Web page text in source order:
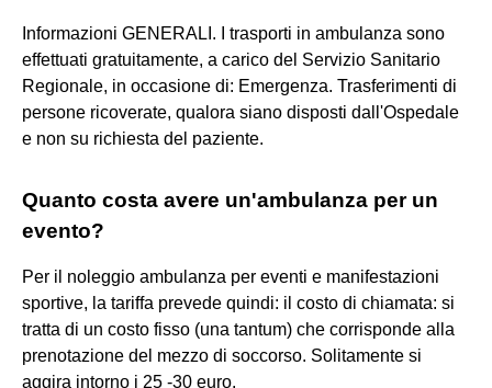
Informazioni GENERALI. I trasporti in ambulanza sono
effettuati gratuitamente, a carico del Servizio Sanitario
Regionale, in occasione di: Emergenza. Trasferimenti di
persone ricoverate, qualora siano disposti dall'Ospedale
e non su richiesta del paziente.
Quanto costa avere un'ambulanza per un
evento?
Per il noleggio ambulanza per eventi e manifestazioni
sportive, la tariffa prevede quindi: il costo di chiamata: si
tratta di un costo fisso (una tantum) che corrisponde alla
prenotazione del mezzo di soccorso. Solitamente si
aggira intorno i 25 -30 euro.